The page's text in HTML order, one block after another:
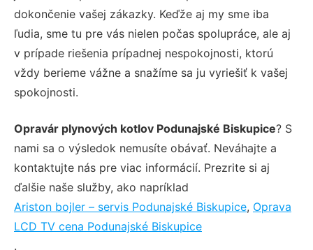
dokončenie vašej zákazky. Keďže aj my sme iba
ľudia, sme tu pre vás nielen počas spolupráce, ale aj
v prípade riešenia prípadnej nespokojnosti, ktorú
vždy berieme vážne a snažíme sa ju vyriešiť k vašej
spokojnosti.
Opravár plynových kotlov Podunajské Biskupice? S
nami sa o výsledok nemusíte obávať. Neváhajte a
kontaktujte nás pre viac informácií. Prezrite si aj
ďalšie naše služby, ako napríklad
Ariston bojler – servis Podunajské Biskupice, Oprava
LCD TV cena Podunajské Biskupice
.